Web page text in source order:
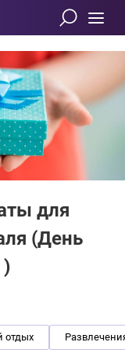
для
(День
)
отдых